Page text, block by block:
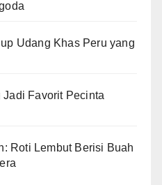
Udang Khas Peru yang
Favorit Pecinta
Roti Lembut Berisi Buah